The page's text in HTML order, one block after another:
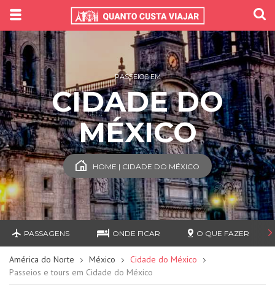
PASSEIOS EM
CIDADE DO
MÉXICO
HOME | CIDADE DO MÉXICO
PASSAGENS ONDE FICAR O QUE FAZER
América do Norte México
Cidade do México
Passeios e tours em Cidade do México